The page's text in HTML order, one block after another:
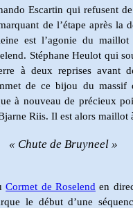
Escartin qui refusent
de l’étape après la
est l’agonie du
Stéphane Heulot qui
à deux reprises avant
de ce bijou du massif
à nouveau de précieux
Riis. Il est alors maillot
« Chute de Bruyneel »
Cormet de Roselend en
le début d’une